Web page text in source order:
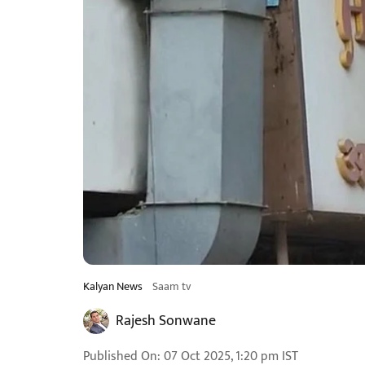
Kalyan News Saam tv
Rajesh Sonwane
Published On:07 Oct 2025, 1:20 pm IST